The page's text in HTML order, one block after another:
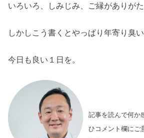
いろいろ、しみじみ、ご縁がありがた
しかしこう書くとやっぱり年寄り臭
今日も良い１日を。
記事を読んで何か
ひコメント欄にご